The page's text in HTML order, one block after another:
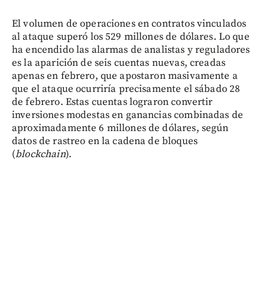
El volumen de operaciones en contratos vinculados
al ataque superó los 529 millones de dólares. Lo que
ha encendido las alarmas de analistas y reguladores
es la aparición de seis cuentas nuevas, creadas
apenas en febrero, que apostaron masivamente a
que el ataque ocurriría precisamente el sábado 28
de febrero. Estas cuentas lograron convertir
inversiones modestas en ganancias combinadas de
aproximadamente 6 millones de dólares, según
datos de rastreo en la cadena de bloques
(blockchain).